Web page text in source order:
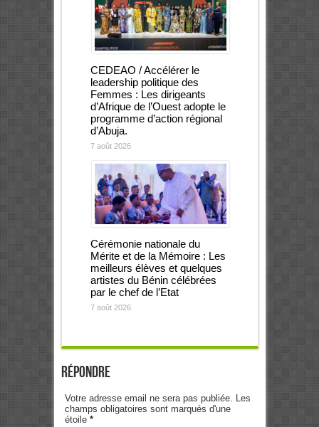
CEDEAO / Accélérer le
leadership politique des
Femmes : Les dirigeants
d’Afrique de l’Ouest adopte le
programme d’action régional
d’Abuja.
7 août 2026
Cérémonie nationale du
Mérite et de la Mémoire : Les
meilleurs élèves et quelques
artistes du Bénin célébrées
par le chef de l’Etat
7 août 2026
Répondre
Votre adresse email ne sera pas publiée. Les
champs obligatoires sont marqués d'une
étoile *